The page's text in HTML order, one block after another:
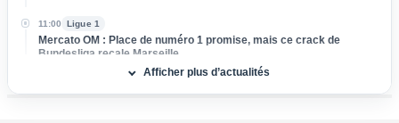
11:00 Ligue 1
Mercato OM : Place de numéro 1 promise, mais ce crack de
Bundesliga recale Marseille
Afficher plus d’actualités